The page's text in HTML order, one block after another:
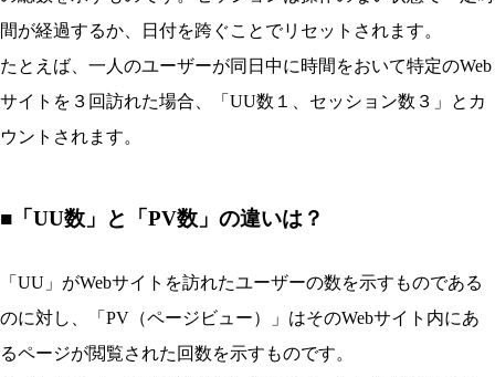
間が経過するか、日付を跨ぐことでリセットされます。
たとえば、一人のユーザーが同日中に時間をおいて特定のWeb
サイトを３回訪れた場合、「UU数１、セッション数３」とカ
ウントされます。
■「UU数」と「PV数」の違いは？
「UU」がWebサイトを訪れたユーザーの数を示すものである
のに対し、「PV（ページビュー）」はそのWebサイト内にあ
るページが閲覧された回数を示すものです。